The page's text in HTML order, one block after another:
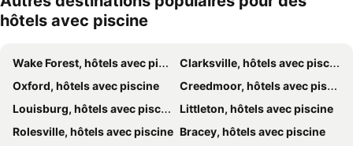
hôtels avec piscine
Wake Forest, hôtels avec piscine
Clarksville, hôtels avec piscine
Oxford, hôtels avec piscine
Creedmoor, hôtels avec piscine
Louisburg, hôtels avec piscine
Littleton, hôtels avec piscine
Rolesville, hôtels avec piscine Bracey, hôtels avec piscine